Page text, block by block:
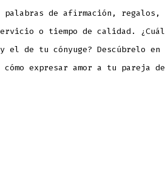
palabras de afirmación, regalos,
o tiempo de calidad. ¿Cuál
de tu cónyuge? Descúbrelo en
cómo expresar amor a tu pareja de